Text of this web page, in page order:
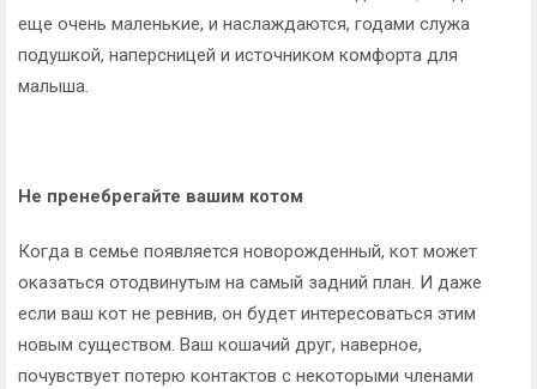
еще очень маленькие, и наслаждаются, годами служа
подушкой, наперсницей и источником комфорта для
малыша.
Не пренебрегайте вашим котом
Когда в семье появляется новорожденный, кот может
оказаться отодвинутым на самый задний план. И даже
если ваш кот не ревнив, он будет интересоваться этим
новым существом. Ваш кошачий друг, наверное,
почувствует потерю контактов с некоторыми членами